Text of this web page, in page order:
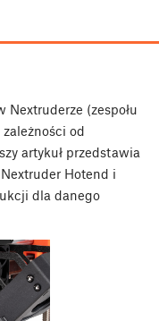
(zespołu
od
artykuł przedstawia
Hotend i
dla danego